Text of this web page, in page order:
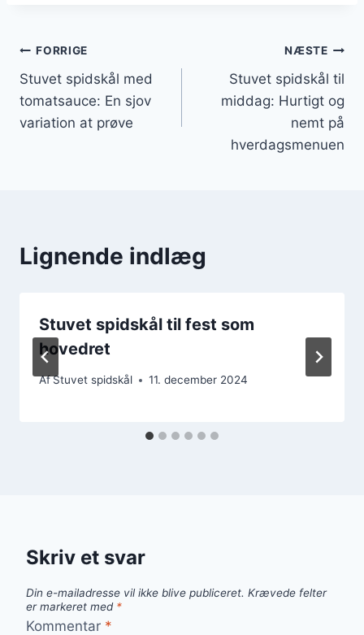
Indlægsnavigation
FORRIGE
Stuvet spidskål med
tomatsauce: En sjov
variation at prøve
NÆSTE
Stuvet spidskål til
middag: Hurtigt og
nemt på
hverdagsmenuen
Lignende indlæg
Stuvet spidskål til fest som
hovedret
AfStuvet spidskål 11. december 2024
Skriv et svar
Din e-mailadresse vil ikke blive publiceret. Krævede felter
er markeret med *
Kommentar *